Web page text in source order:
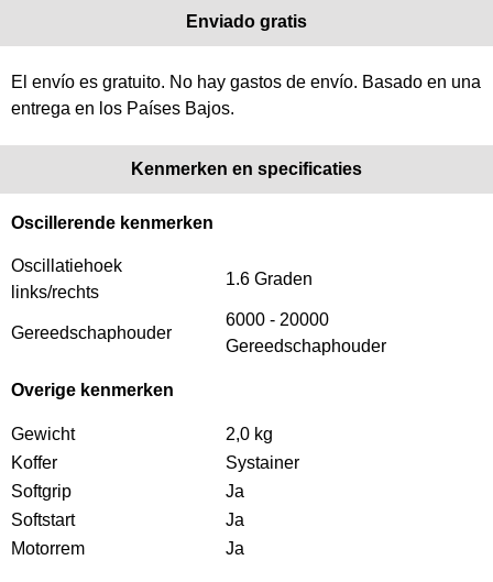
Enviado gratis
El envío es gratuito. No hay gastos de envío. Basado en una
entrega en los Países Bajos.
Kenmerken en specificaties
Oscillerende kenmerken
Oscillatiehoek
links/rechts
1.6 Graden
Gereedschaphouder
6000 - 20000
Gereedschaphouder
Overige kenmerken
Gewicht
2,0 kg
Koffer
Systainer
Softgrip
Ja
Softstart
Ja
Motorrem
Ja